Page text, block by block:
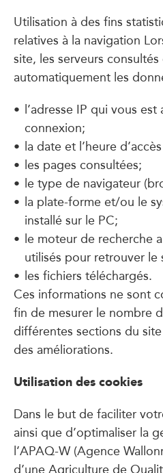
Utilisation à des fins
relatives à la navigation
site, les serveurs
automatiquement les
l’adresse IP qui vous
connexion;
la date et l’heure
les pages consultées;
le type de navigateur
la plate-forme et/ou le
installé sur le PC;
le moteur de recherche
utilisés pour retrouver le
les fichiers téléchargés.
Ces informations ne sont
fin de mesurer le nombre
différentes sections du
des améliorations.
Utilisation des cookies
Dans le but de faciliter
ainsi que d’optimaliser la
l’APAQ-W (Agence
d’une Agriculture de